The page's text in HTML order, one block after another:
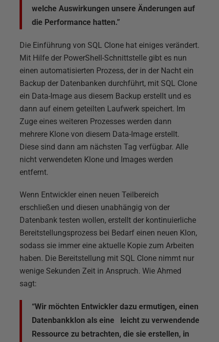
welche Auswirkungen unsere Änderungen auf
die Performance hatten.”
Die Einführung von SQL Clone hat einiges verändert.
Mit Hilfe der PowerShell-Schnittstelle gibt es nun
einen automatisierten Prozess, der in der Nacht ein
Backup der Datenbanken durchführt, mit SQL Clone
ein Data-Image aus diesem Backup erstellt und es
dann auf einem geteilten Laufwerk speichert. Im
Zuge eines weiteren Prozesses werden dann
mehrere Klone von diesem Data-Image erstellt.
Diese sind dann am nächsten Tag verfügbar. Alle
nicht verwendeten Klone und Images werden
entfernt.
Wenn Entwickler einen neuen Teilbereich
erschließen und diesen unabhängig von der
Datenbank testen wollen, erstellt der kontinuierliche
Bereitstellungsprozess bei Bedarf einen neuen Klon,
sodass sie immer eine aktuelle Kopie zum Arbeiten
haben. Die Bereitstellung mit SQL Clone nimmt nur
wenige Sekunden Zeit in Anspruch. Wie Ahmed
sagt:
“Wir möchten Entwickler dazu ermutigen, einen
Datenbankklon als eine leicht zu verwendende
Ressource zu betrachten, die sie erstellen, in